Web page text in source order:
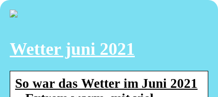
Wetter juni 2021
So war das Wetter im Juni 2021